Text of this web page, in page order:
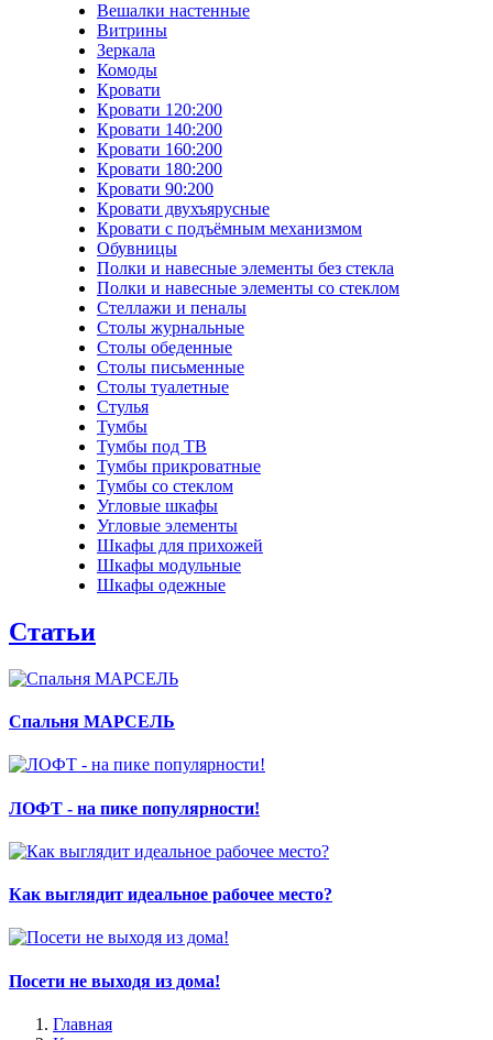
Вешалки настенные
Витрины
Зеркала
Комоды
Кровати
Кровати 120:200
Кровати 140:200
Кровати 160:200
Кровати 180:200
Кровати 90:200
Кровати двухъярусные
Кровати с подъёмным механизмом
Обувницы
Полки и навесные элементы без стекла
Полки и навесные элементы со стеклом
Стеллажи и пеналы
Столы журнальные
Столы обеденные
Столы письменные
Столы туалетные
Стулья
Тумбы
Тумбы под ТВ
Тумбы прикроватные
Тумбы со стеклом
Угловые шкафы
Угловые элементы
Шкафы для прихожей
Шкафы модульные
Шкафы одежные
Статьи
Спальня МАРСЕЛЬ
ЛОФТ - на пике популярности!
Как выглядит идеальное рабочее место?
Посети не выходя из дома!
Главная